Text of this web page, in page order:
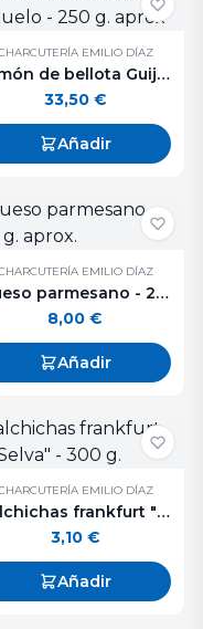
EMILIO DÍAZ
Jamón de bellota Guijuelo - 250 g. aprox
33,50 €
Añadir
EMILIO DÍAZ
Queso parmesano - 250 g. aprox.
8,00 €
Añadir
EMILIO DÍAZ
Salchichas frankfurt "La Selva" - 300 g.
3,10 €
Añadir